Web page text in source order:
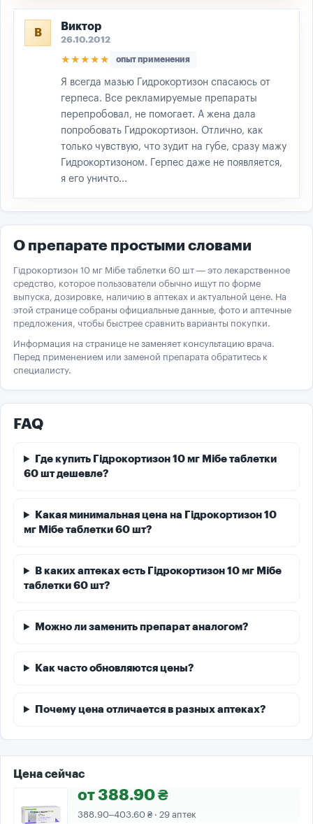
В
Виктор
26.10.2012
★★★★★ опыт применения
Я всегда мазью Гидрокортизон спасаюсь от
герпеса. Все рекламируемые препараты
перепробовал, не помогает. А жена дала
попробовать Гидрокортизон. Отлично, как
только чувствую, что зудит на губе, сразу мажу
Гидрокортизоном. Герпес даже не появляется,
я его уничто...
О препарате простыми словами
Гідрокортизон 10 мг Мібе таблетки 60 шт — это лекарственное
средство, которое пользователи обычно ищут по форме
выпуска, дозировке, наличию в аптеках и актуальной цене. На
этой странице собраны официальные данные, фото и аптечные
предложения, чтобы быстрее сравнить варианты покупки.
Информация на странице не заменяет консультацию врача.
Перед применением или заменой препарата обратитесь к
специалисту.
FAQ
Где купить Гідрокортизон 10 мг Мібе таблетки
60 шт дешевле?
Какая минимальная цена на Гідрокортизон 10
мг Мібе таблетки 60 шт?
В каких аптеках есть Гідрокортизон 10 мг Мібе
таблетки 60 шт?
Можно ли заменить препарат аналогом?
Как часто обновляются цены?
Почему цена отличается в разных аптеках?
Цена сейчас
от 388.90 ₴
388.90–403.60 ₴ · 29 аптек